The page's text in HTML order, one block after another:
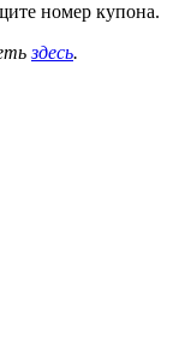
номер купона.
здесь.